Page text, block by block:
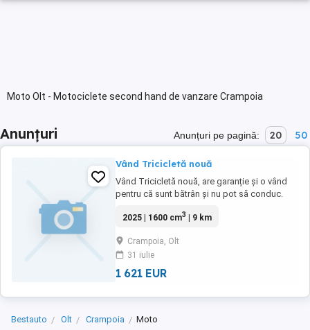
Moto Olt - Motociclete second hand de vanzare Crampoia
Anunțuri Anunțuri pe pagină: 20 50
Vând Tricicletă nouă
Vând Tricicletă nouă, are garanție și o vând
pentru că sunt bătrân și nu pot să conduc.
Județul Olt
2025 | 1600 cm3 | 9 km
Crampoia, Olt
31 iulie
1 621 EUR
Bestauto Olt Crampoia Moto